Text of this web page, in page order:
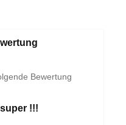
Bewertung
!!!